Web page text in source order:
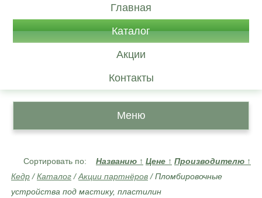
Главная
Каталог
Акции
Контакты
Меню
Сортировать по: Названию ↑ Цене ↑ Производителю ↑
Кедр /Каталог /Акции партнёров /Пломбировочные
устройства под мастику, пластилин